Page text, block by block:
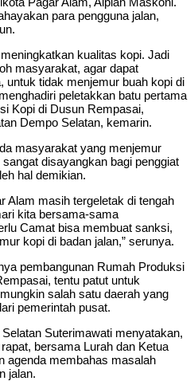
para pengguna jalan,
kualitas kopi. Jadi
masyarakat, agar dapat
untuk tidak menjemur buah kopi di
peletakkan batu pertama
Kopi di Dusun Rempasai,
Dempo Selatan, kemarin.
masyarakat yang menjemur
disayangkan bagi penggiat
hal demikian.
Alam masih tergeletak di tengah
kita bersama-sama
Camat bisa membuat sanksi,
kopi di badan jalan,” serunya.
pembangunan Rumah Produksi
tentu patut untuk
salah satu daerah yang
pemerintah pusat.
Suterimawati menyatakan,
bersama Lurah dan Ketua
agenda membahas masalah
jalan.